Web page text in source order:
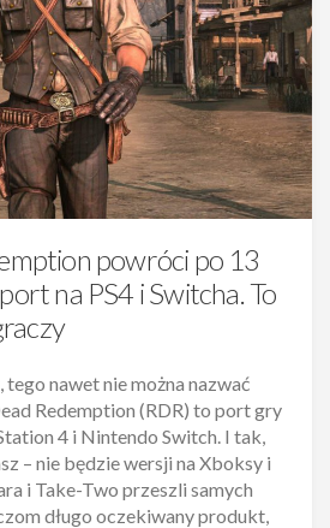
powróci po 13
na PS4 i Switcha. To
nawet nie można nazwać
Redemption (RDR) to port gry
4 i Nintendo Switch. I tak,
– nie będzie wersji na Xboksy i
i Take-Two przeszli samych
długo oczekiwany produkt,